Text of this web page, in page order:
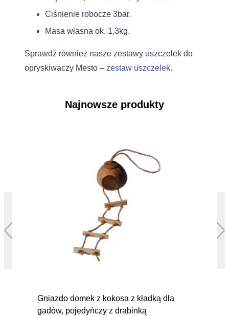
Ciśnienie robocze 3bar.
Masa własna ok. 1,3kg.
Sprawdź również nasze zestawy uszczelek do
opryskiwaczy Mesto – zestaw uszczelek.
Najnowsze produkty
Gniazdo domek z kokosa z kładką dla
gadów, pojedyńczy z drabinką